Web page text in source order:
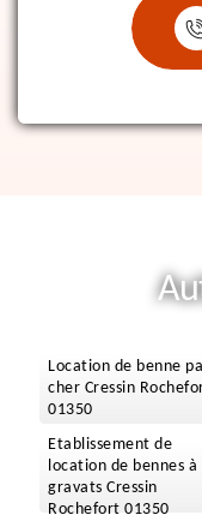
Location de benne
cher Cressin
01350
Etablissement de
location de bennes à
gravats Cressin
Rochefort 01350